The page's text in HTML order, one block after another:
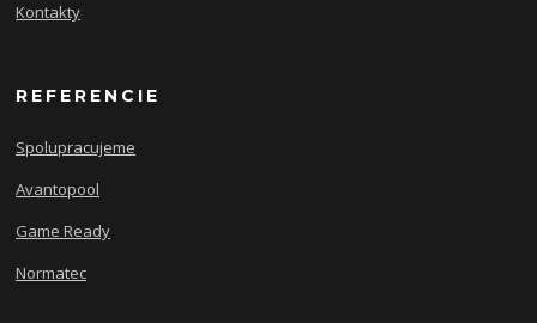
Kontakty
REFERENCIE
Spolupracujeme
Avantopool
Game Ready
Normatec